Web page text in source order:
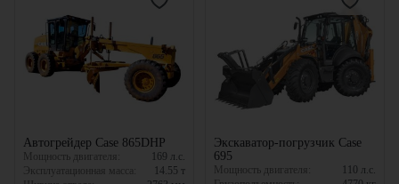
Автогрейдер Case 865DHP
Мощность двигателя: 169 л.с.
Эксплуатационная масса:
14.55 т
Экскаватор-погрузчик Case
695
Мощность двигателя: 110 л.с.